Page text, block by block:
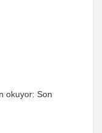
okuyor: Son